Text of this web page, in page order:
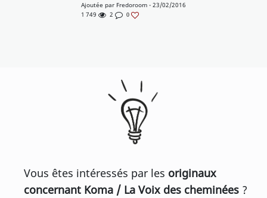
Ajoutée par Fredoroom - 23/02/2016
1 749
2 0
Vous êtes intéressés par les originaux
concernant Koma / La Voix des cheminées ?